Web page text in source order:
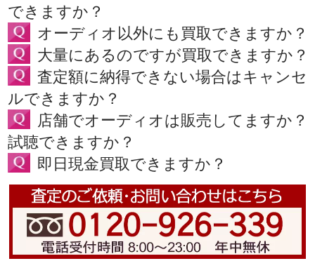
できますか？
オーディオ以外にも買取できますか？
大量にあるのですが買取できますか？
査定額に納得できない場合はキャンセ
ルできますか？
店舗でオーディオは販売してますか？
試聴できますか？
即日現金買取できますか？